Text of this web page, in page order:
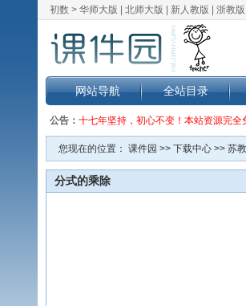
初数 > 华师大版 北师大版 新人教版 浙教版
网站导航 全站目录
公告： 十七年坚持，初心不变！本站资源完
您现在的位置： 课件园 >> 下载中心 >> 苏
分式的乘除